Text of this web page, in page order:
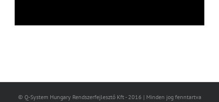
© Q-System Hungary Rendszerfejlesztő Kft - 2016 | Minden jog fenntartva